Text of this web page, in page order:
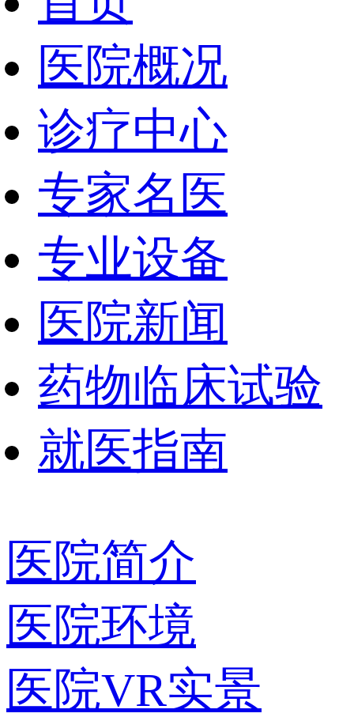
医院概况
诊疗中心
专家名医
专业设备
医院新闻
药物临床试验
就医指南
医院简介
医院环境
医院VR实景